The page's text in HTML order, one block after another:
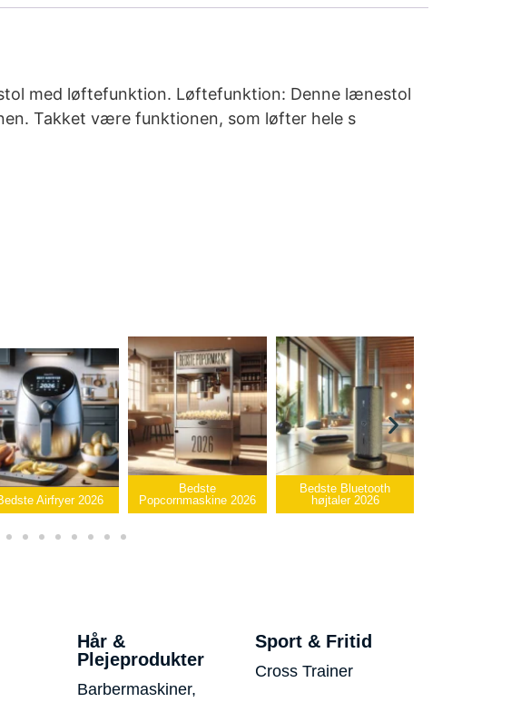
med løftefunktion. Løftefunktion: Denne lænestol
Takket være funktionen, som løfter hele s
Bedste
2026
Bedste Bluetooth
højtaler 2026
Bedste infrarøde
varmepude 2026
Hår &
Plejeprodukter
Barbermaskiner,
Sport & Fritid
Cross Trainer